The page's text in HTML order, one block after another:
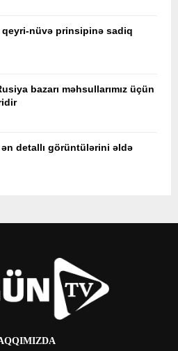
nüvə prinsipinə sadiq
bazarı məhsullarımız üçün
detallı görüntülərini əldə